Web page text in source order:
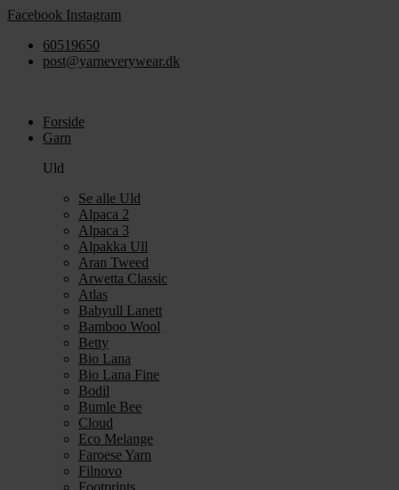
Videre
indhold
Facebook Instagram
60519650
post@yarneverywear.dk
Forside
Garn
Uld
Se alle Uld
Alpaca 2
Alpaca 3
Alpakka Ull
Aran Tweed
Arwetta Classic
Atlas
Babyull Lanett
Bamboo Wool
Betty
Bio Lana
Bio Lana Fine
Bodil
Bumle Bee
Cloud
Eco Melange
Faroese Yarn
Filnovo
Footprints